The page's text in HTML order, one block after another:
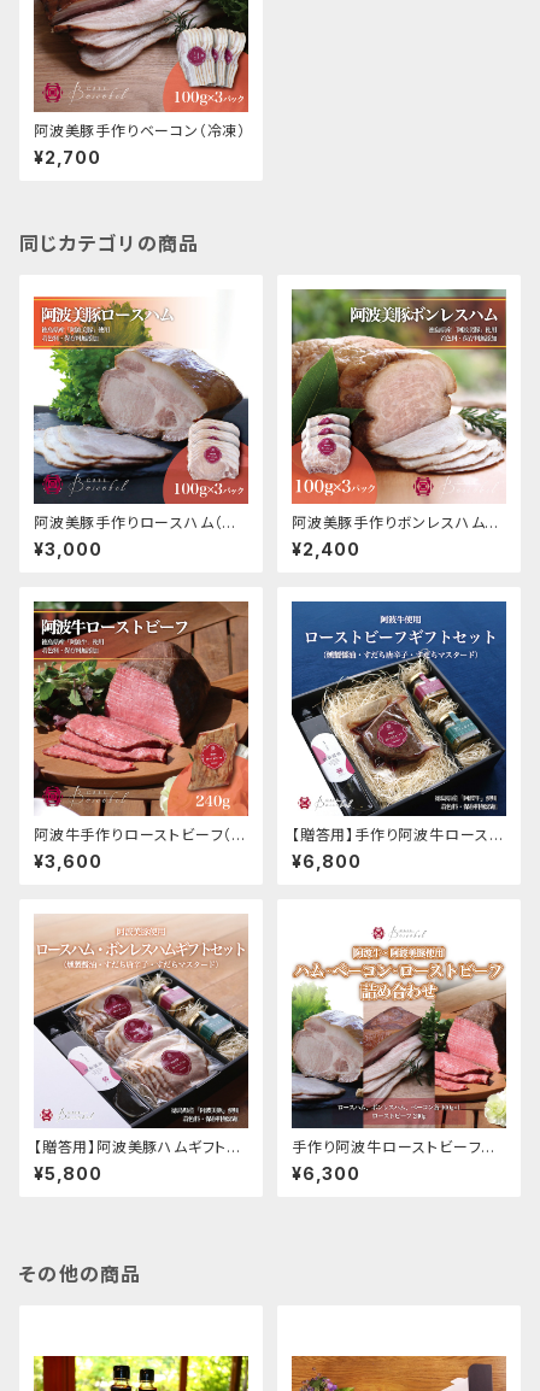
阿波美豚手作りベーコン（冷凍）
¥2,700
同じカテゴリの商品
阿波美豚手作りロースハム（冷
凍）
¥3,000
阿波美豚手作りボンレスハム
（冷凍）
¥2,400
阿波牛手作りローストビーフ（冷
凍）
¥3,600
【贈答用】手作り阿波牛ロースト
ビーフギフトセット
¥6,800
【贈答用】阿波美豚ハムギフトセ
ット
¥5,800
手作り阿波牛ローストビーフと
阿波美豚ハム・ベーコン詰め合
わせ
¥6,300
その他の商品